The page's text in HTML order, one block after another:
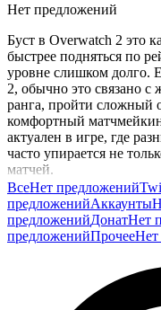
Нет предложений
Буст в Overwatch 2 это
быстрее подняться по
уровне слишком долго.
2, обычно это связано с
ранга, пройти сложный
комфортный
актуален в игре, где
часто упирается не
матчей.
В рейтинговом режиме
ультимейтами,
при нормальной игре
каждая серия матчей
буст интересен тем,
не терять мотивацию и
более стабильной по
ВсеНет предложений
предложенийАккаунты
предложенийДонатНет
предложенийПрочееНет